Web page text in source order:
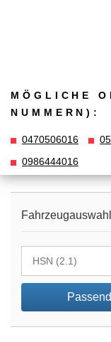
MÖGLICHE
NUMMERN):
0470506016
0986444016